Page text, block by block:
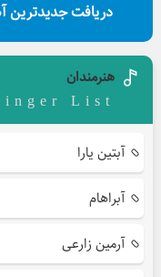
دریافت جدیدترین
هنرمندان
List
آبتین یارا
آبراهام
آرمین زارعی